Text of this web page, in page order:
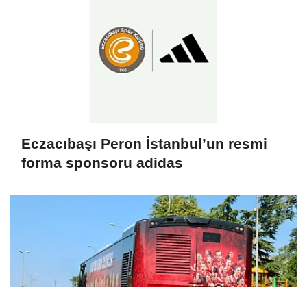
Eczacıbaşı Peron İstanbul’un resmi
forma sponsoru adidas